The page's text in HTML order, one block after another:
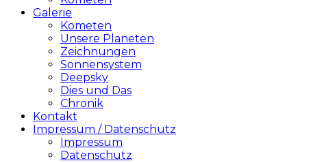
Galerie
Kometen
Unsere Planeten
Zeichnungen
Sonnensystem
Deepsky
Dies und Das
Chronik
Kontakt
Impressum / Datenschutz
Impressum
Datenschutz